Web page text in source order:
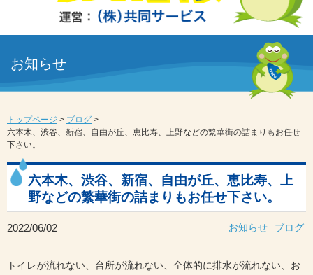
お知らせ
トップページ > ブログ >
六本木、渋谷、新宿、自由が丘、恵比寿、上野などの繁華街の詰まりもお任せ
下さい。
六本木、渋谷、新宿、自由が丘、恵比寿、上
野などの繁華街の詰まりもお任せ下さい。
2022/06/02 お知らせ ブログ
トイレが流れない、台所が流れない、全体的に排水が流れない、お